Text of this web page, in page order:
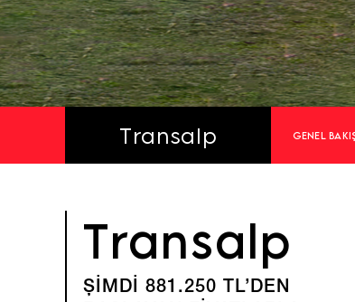
Transalp GENEL
Transalp
ŞİMDİ 881.250 TL’DEN